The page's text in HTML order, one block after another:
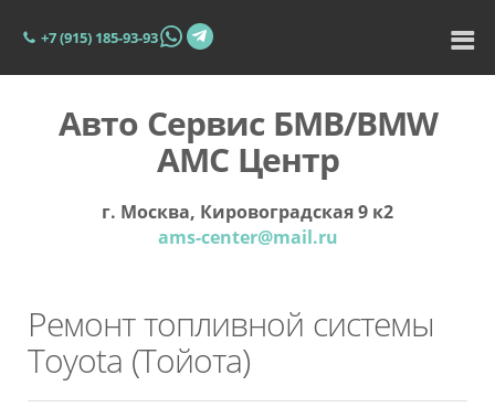
+7 (915) 185-93-93
Авто Сервис БМВ/BMW
АМС Центр
г. Москва, Кировоградская 9 к2
ams-center@mail.ru
Ремонт топливной системы
Toyota (Тойота)